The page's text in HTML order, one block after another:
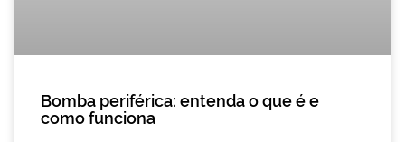
Bomba periférica: entenda o que é e
como funciona